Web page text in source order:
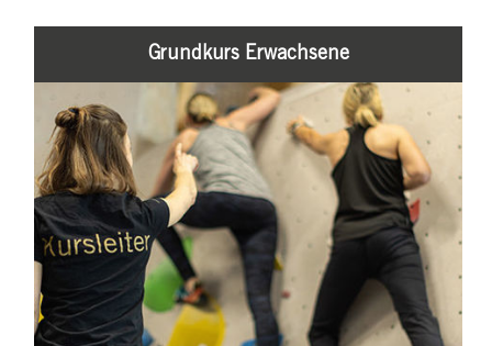
Grundkurs Erwachsene